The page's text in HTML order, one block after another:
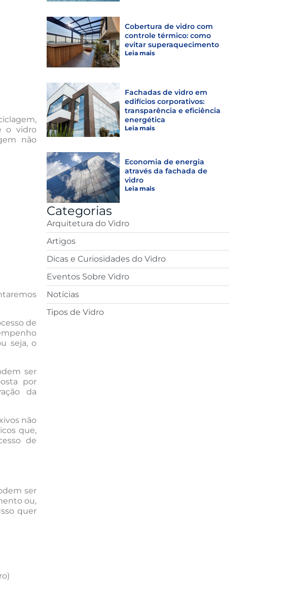
o vidro
não
de
seja, o
ser
por
da
não
que,
de
ser
ou,
quer
Cobertura de vidro com
controle térmico: como
evitar superaquecimento
Leia mais
Fachadas de vidro em
edifícios corporativos:
transparência e eficiência
energética
Leia mais
Economia de energia
através da fachada de
vidro
Leia mais
Categorias
Arquitetura do Vidro
Artigos
Dicas e Curiosidades do Vidro
Eventos Sobre Vidro
Notícias
Tipos de Vidro